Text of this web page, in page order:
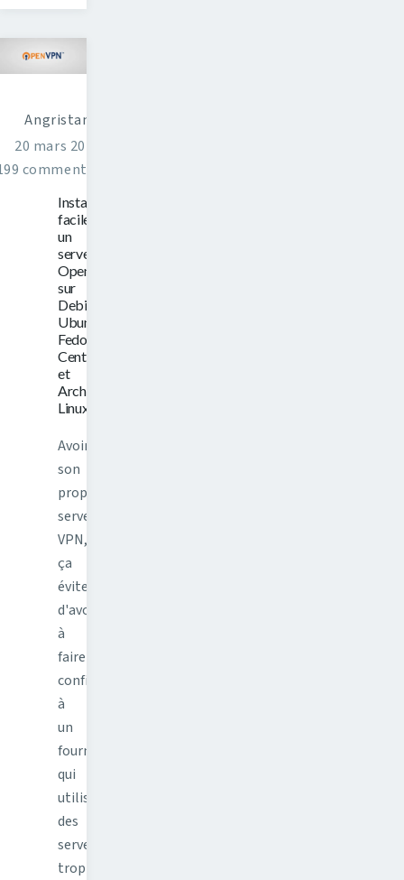
Angristan
20 mars 2016
commentaires
Installer
facilement
un
serveur
OpenVPN
sur
Debian,
Ubuntu,
Fedora,
CentOS
et
Arch
Linux
Avoir
son
propre
serveur
VPN,
ça
évite
d'avoir
à
faire
confiance
à
un
fournisseur
qui
utilise
des
serveurs
trop